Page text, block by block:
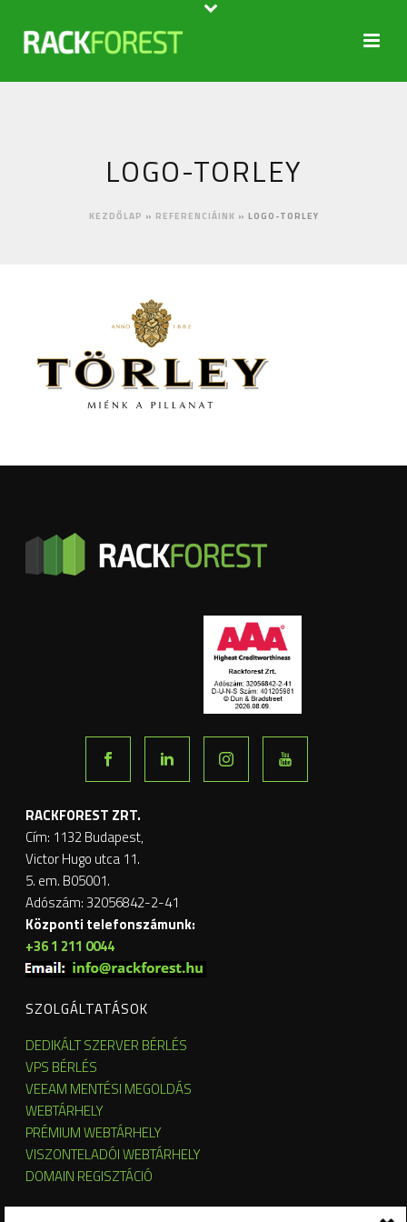
LOGO-TORLEY
KEZDŐLAP » REFERENCIÁINK » LOGO-TORLEY
RACKFOREST ZRT.
Cím: 1132 Budapest,
Victor Hugo utca 11.
5. em. B05001.
Adószám: 32056842-2-41
Központi telefonszámunk:
+36 1 211 0044
SZOLGÁLTATÁSOK
DEDIKÁLT SZERVER BÉRLÉS
VPS BÉRLÉS
VEEAM MENTÉSI MEGOLDÁS
WEBTÁRHELY
PRÉMIUM WEBTÁRHELY
VISZONTELADÓI WEBTÁRHELY
DOMAIN REGISZTÁCIÓ